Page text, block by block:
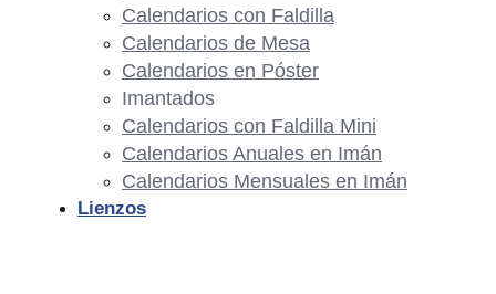
Calendarios con Faldilla
Calendarios de Mesa
Calendarios en Póster
Imantados
Calendarios con Faldilla Mini
Calendarios Anuales en Imán
Calendarios Mensuales en Imán
Lienzos